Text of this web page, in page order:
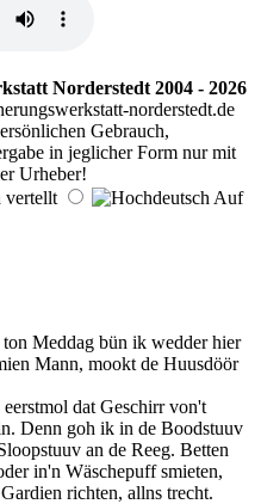
Norderstedt 2004 - 2026
norderstedt.de
Gebrauch,
in jeglicher Form nur mit
Urheber!
vertellt
Auf
Meddag bün ik wedder hier
Mann, mookt de Huusdöör
dat Geschirr von't
Denn goh ik in de Boodstuuv
an de Reeg. Betten
in'n Wäschepuff smieten,
richten, allns trecht.